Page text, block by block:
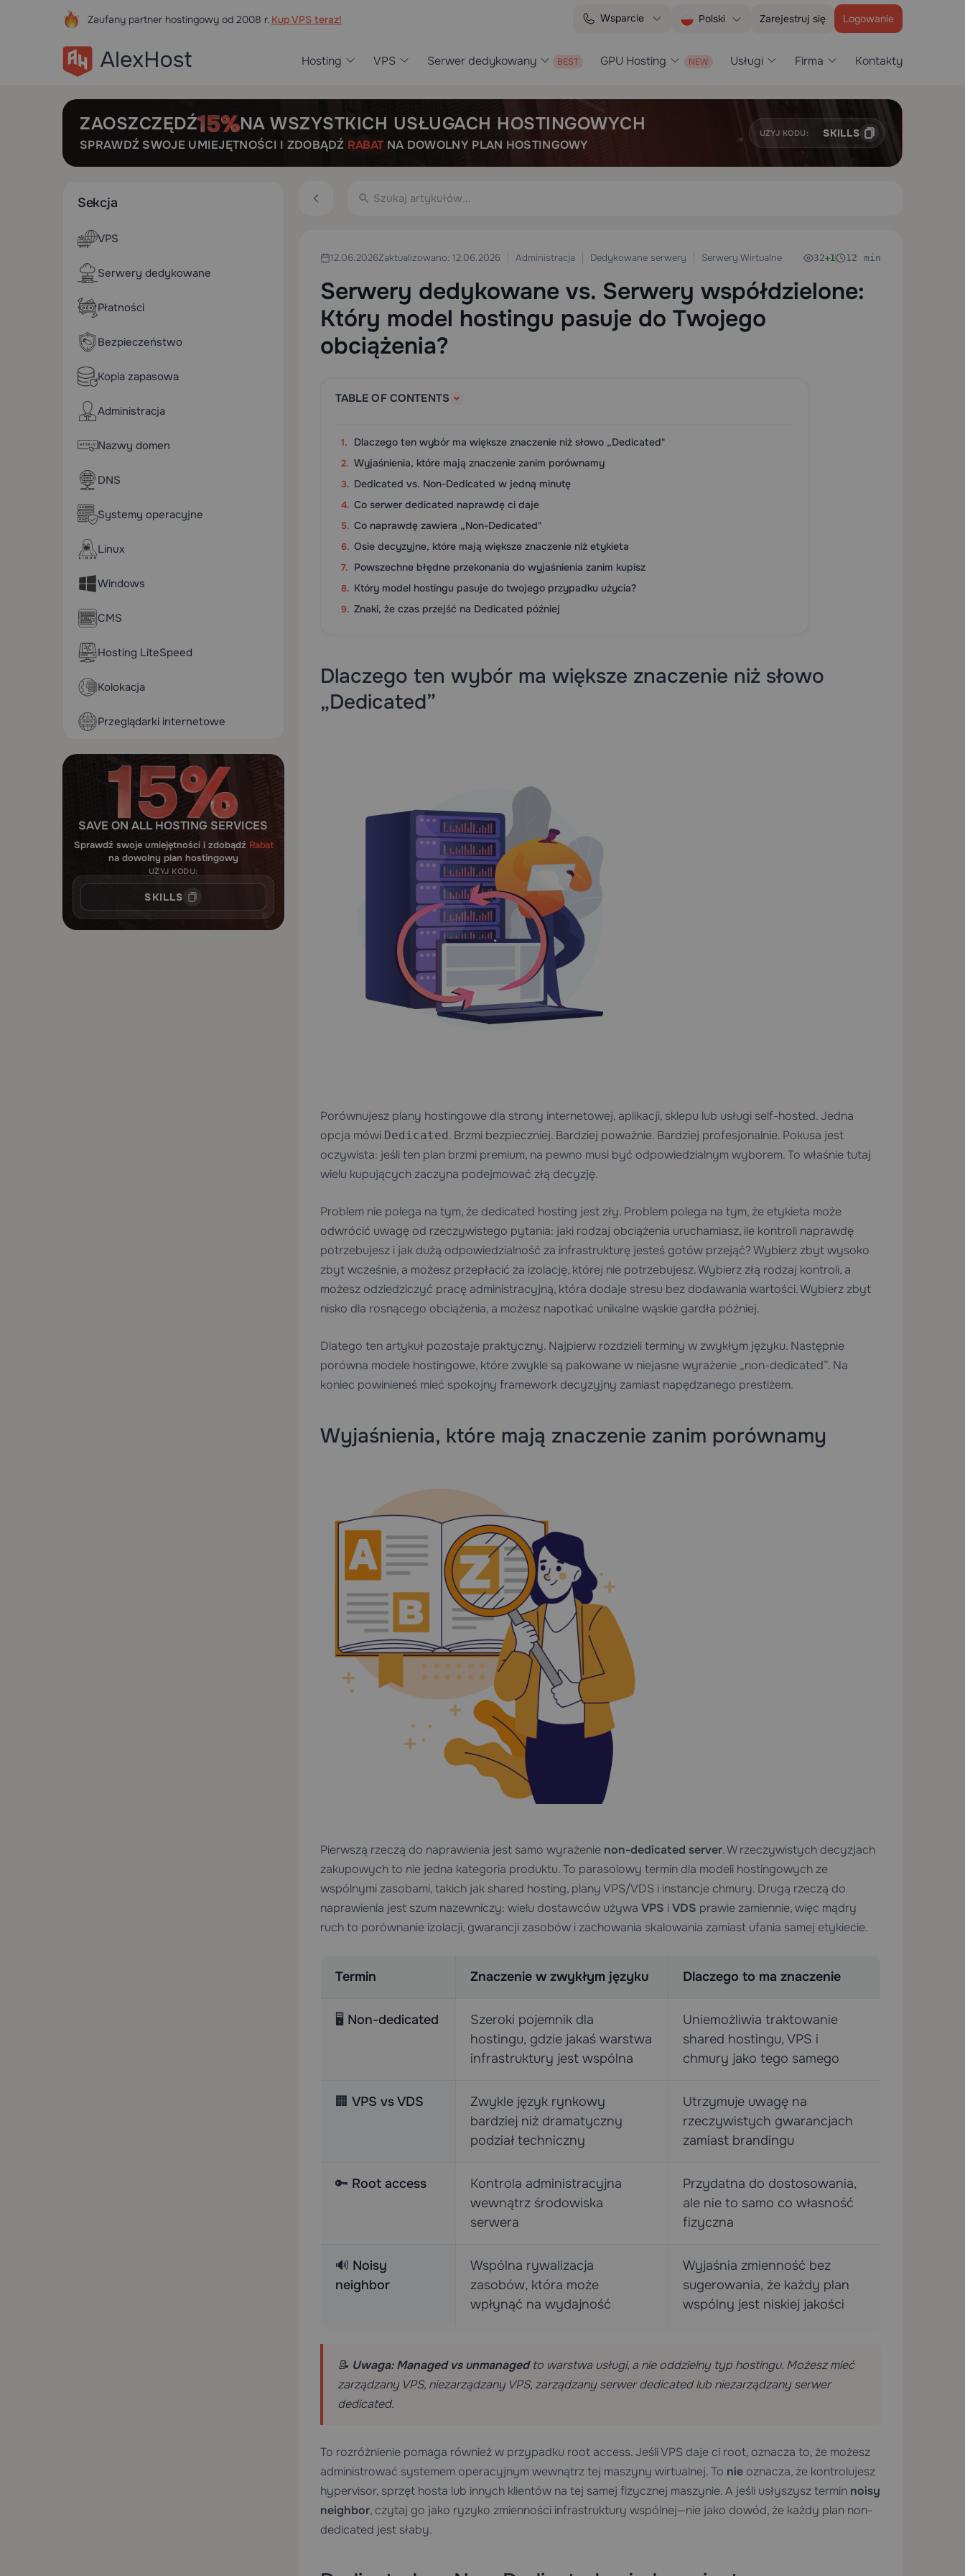
Zaufany partner hostingowy od 2008 r. Kup VPS teraz! Wsparcie Polski Zarejestruj się Logowanie
Hosting VPS Serwer dedykowany GPU Hosting Usługi Firma Kontakty
ZAOSZCZĘDŹ NA WSZYSTKICH USŁUGACH HOSTINGOWYCH
SPRAWDŹ SWOJE UMIEJĘTNOŚCI I ZDOBĄDŹ RABATNA DOWOLNY PLAN HOSTINGOWY
UŻYJ KODU: SKILLS
Sekcja
VPS
Serwery dedykowane
Płatności
Bezpieczeństwo
Kopia zapasowa
Administracja
Nazwy domen
DNS
Systemy operacyjne
Linux
Windows
CMS
Hosting LiteSpeed
Kolokacja
Przeglądarki internetowe
SAVE ON ALL HOSTING SERVICES
Sprawdź swoje umiejętności i zdobądź Rabat
na dowolny plan hostingowy
UŻYJ KODU:
SKILLS
12.06.2026Zaktualizowano: 12.06.2026 Administracja Dedykowane serwery Serwery Wirtualne 32+1 12 min
Serwery dedykowane vs. Serwery współdzielone:
Który model hostingu pasuje do Twojego
obciążenia?
TABLE OF CONTENTS
Dlaczego ten wybór ma większe znaczenie niż słowo „Dedicated"
Wyjaśnienia, które mają znaczenie zanim porównamy
Dedicated vs. Non-Dedicated w jedną minutę
Co serwer dedicated naprawdę ci daje
Co naprawdę zawiera „Non-Dedicated"
Osie decyzyjne, które mają większe znaczenie niż etykieta
Powszechne błędne przekonania do wyjaśnienia zanim kupisz
Który model hostingu pasuje do twojego przypadku użycia?
Znaki, że czas przejść na Dedicated później
Dlaczego ten wybór ma większe znaczenie niż słowo
„Dedicated”
Porównujesz plany hostingowe dla strony internetowej, aplikacji, sklepu lub usługi self-hosted. Jedna
opcja mówi Dedicated. Brzmi bezpieczniej. Bardziej poważnie. Bardziej profesjonalnie. Pokusa jest
oczywista: jeśli ten plan brzmi premium, na pewno musi być odpowiedzialnym wyborem. To właśnie tutaj
wielu kupujących zaczyna podejmować złą decyzję.
Problem nie polega na tym, że dedicated hosting jest zły. Problem polega na tym, że etykieta może
odwrócić uwagę od rzeczywistego pytania: jaki rodzaj obciążenia uruchamiasz, ile kontroli naprawdę
potrzebujesz i jak dużą odpowiedzialność za infrastrukturę jesteś gotów przejąć? Wybierz zbyt wysoko
zbyt wcześnie, a możesz przepłacić za izolację, której nie potrzebujesz. Wybierz złą rodzaj kontroli, a
możesz odziedziczyć pracę administracyjną, która dodaje stresu bez dodawania wartości. Wybierz zbyt
nisko dla rosnącego obciążenia, a możesz napotkać unikalne wąskie gardła później.
Dlatego ten artykuł pozostaje praktyczny. Najpierw rozdzieli terminy w zwykłym języku. Następnie
porówna modele hostingowe, które zwykle są pakowane w niejasne wyrażenie „non-dedicated”. Na
koniec powinieneś mieć spokojny framework decyzyjny zamiast napędzanego prestiżem.
Wyjaśnienia, które mają znaczenie zanim porównamy
Pierwszą rzeczą do naprawienia jest samo wyrażenie non-dedicated server. W rzeczywistych decyzjach
zakupowych to nie jedna kategoria produktu. To parasolowy termin dla modeli hostingowych ze
wspólnymi zasobami, takich jak shared hosting, plany VPS/VDS i instancje chmury. Drugą rzeczą do
naprawienia jest szum nazewniczy: wielu dostawców używa VPS iVDS prawie zamiennie, więc mądry
ruch to porównanie izolacji, gwarancji zasobów i zachowania skalowania zamiast ufania samej etykiecie.
Termin Znaczenie w zwykłym języku Dlaczego to ma znaczenie
🖥️ Non-dedicated
Szeroki pojemnik dla
hostingu, gdzie jakaś warstwa
infrastruktury jest wspólna
Uniemożliwia traktowanie
shared hostingu, VPS i
chmury jako tego samego
🏢 VPS vs VDS
Zwykle język rynkowy
bardziej niż dramatyczny
podział techniczny
Utrzymuje uwagę na
rzeczywistych gwarancjach
zamiast brandingu
🔑 Root access
Kontrola administracyjna
wewnątrz środowiska
serwera
Przydatna do dostosowania,
ale nie to samo co własność
fizyczna
🔊 Noisy
neighbor
Wspólna rywalizacja
zasobów, która może
wpłynąć na wydajność
Wyjaśnia zmienność bez
sugerowania, że każdy plan
wspólny jest niskiej jakości
📝 Uwaga: Managed vs unmanagedto warstwa usługi, a nie oddzielny typ hostingu. Możesz mieć
zarządzany VPS, niezarządzany VPS, zarządzany serwer dedicated lub niezarządzany serwer
dedicated.
To rozróżnienie pomaga również w przypadku root access. Jeśli VPS daje ci root, oznacza to, że możesz
administrować systemem operacyjnym wewnątrz tej maszyny wirtualnej. To nieoznacza, że kontrolujesz
hypervisor, sprzęt hosta lub innych klientów na tej samej fizycznej maszynie. A jeśli usłyszysz termin noisy
neighbor, czytaj go jako ryzyko zmienności infrastruktury wspólnej—nie jako dowód, że każdy plan non-
dedicated jest słaby.